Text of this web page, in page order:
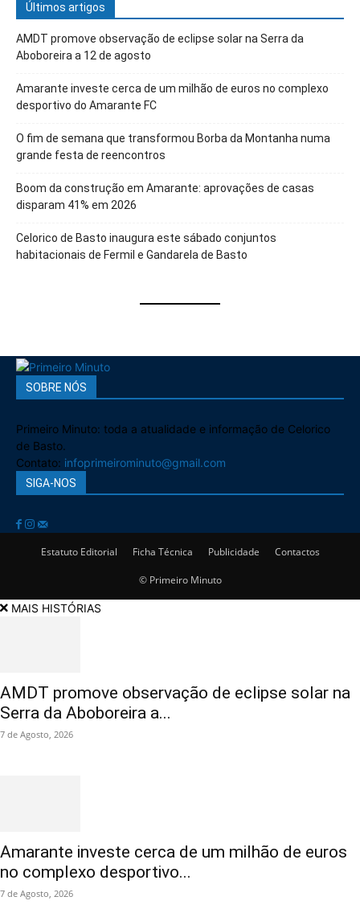
Últimos artigos
AMDT promove observação de eclipse solar na Serra da
Aboboreira a 12 de agosto
Amarante investe cerca de um milhão de euros no complexo
desportivo do Amarante FC
O fim de semana que transformou Borba da Montanha numa
grande festa de reencontros
Boom da construção em Amarante: aprovações de casas
disparam 41% em 2026
Celorico de Basto inaugura este sábado conjuntos
habitacionais de Fermil e Gandarela de Basto
SOBRE NÓS
Primeiro Minuto: toda a atualidade e informação de Celorico
de Basto.
Contato: infoprimeirominuto@gmail.com
SIGA-NOS
Estatuto Editorial Ficha Técnica Publicidade Contactos
© Primeiro Minuto
MAIS HISTÓRIAS
AMDT promove observação de eclipse solar na
Serra da Aboboreira a...
7 de Agosto, 2026
Amarante investe cerca de um milhão de euros
no complexo desportivo...
7 de Agosto, 2026